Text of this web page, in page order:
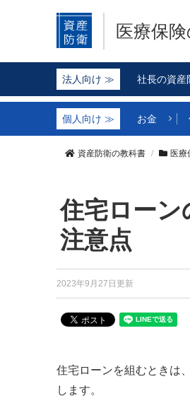
医療保
社長の資産
お金
資産防衛の教科書 医療
住宅ローン
注意点
2023年9月27日更新
住宅ローンを組むときは
します。